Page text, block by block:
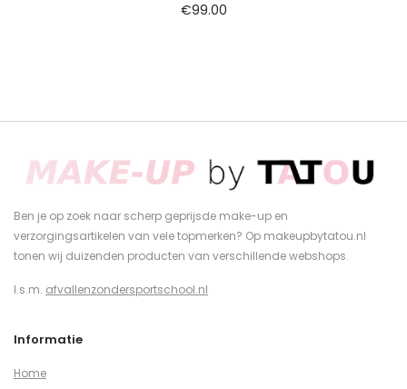
€99.00
Ben je op zoek naar scherp geprijsde make-up en
verzorgingsartikelen van vele topmerken? Op makeupbytatou.nl
tonen wij duizenden producten van verschillende webshops.
I.s.m. afvallenzondersportschool.nl
Informatie
Home